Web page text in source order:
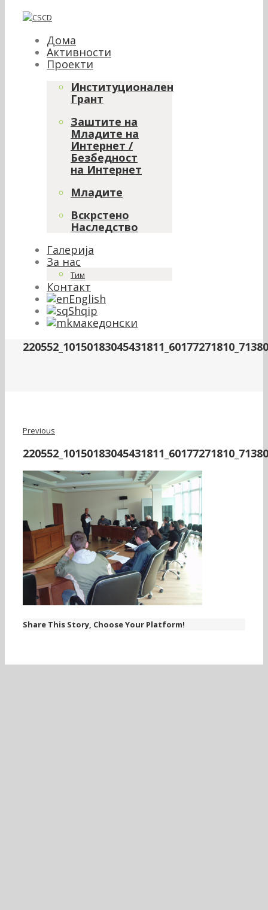
Дома
Активности
Проекти
Институционален
Грант
Заштите на
Младите на
Интернет /
Безбедност
на Интернет
Младите
Вскрстено
Наследство
Галерија
За нас
Тим
Контакт
English
Shqip
македонски
Previous
Share This Story, Choose Your Platform!